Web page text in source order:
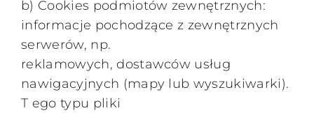
b) Cookies podmiotów zewnętrznych:
informacje pochodzące z zewnętrznych
serwerów, np.
reklamowych, dostawców usług
nawigacyjnych (mapy lub wyszukiwarki).
T ego typu pliki